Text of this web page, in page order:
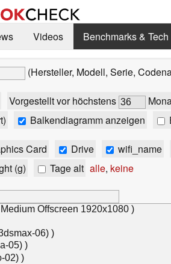
Videos Benchmarks & Tech
(Hersteller, Modell, Serie,
Vorgestellt vor höchstens
Balkendiagramm anzeigen
Card Drive wifi_name
(g) Tage alt alle, keine